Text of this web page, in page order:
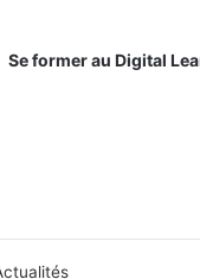
Se former au Digital